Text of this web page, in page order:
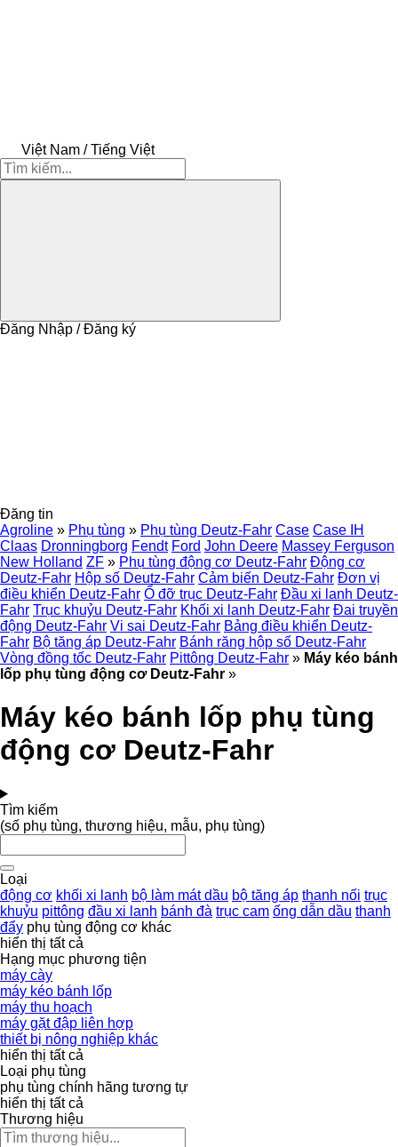
Việt Nam / Tiếng Việt
Đăng Nhập / Đăng ký
Đăng tin
Agroline » Phụ tùng » Phụ tùng Deutz-Fahr Case Case IH
Claas Dronningborg Fendt Ford John Deere Massey Ferguson
New Holland ZF » Phụ tùng động cơ Deutz-Fahr Động cơ
Deutz-Fahr Hộp số Deutz-Fahr Cảm biến Deutz-Fahr Đơn vị
điều khiển Deutz-Fahr Ổ đỡ trục Deutz-Fahr Đầu xi lanh Deutz-
Fahr Trục khuỷu Deutz-Fahr Khối xi lanh Deutz-Fahr Đai truyền
động Deutz-Fahr Vi sai Deutz-Fahr Bảng điều khiển Deutz-
Fahr Bộ tăng áp Deutz-Fahr Bánh răng hộp số Deutz-Fahr
Vòng đồng tốc Deutz-Fahr Pittông Deutz-Fahr » Máy kéo bánh
lốp phụ tùng động cơ Deutz-Fahr »
Máy kéo bánh lốp phụ tùng
động cơ Deutz-Fahr
Tìm kiếm
(số phụ tùng, thương hiệu, mẫu, phụ tùng)
Loại
động cơ khối xi lanh bộ làm mát dầu bộ tăng áp thanh nối trục
khuỷu pittông đầu xi lanh bánh đà trục cam ống dẫn dầu thanh
đẩy phụ tùng động cơ khác
hiển thị tất cả
Hạng mục phương tiện
máy cày
máy kéo bánh lốp
máy thu hoạch
máy gặt đập liên hợp
thiết bị nông nghiệp khác
hiển thị tất cả
Loại phụ tùng
phụ tùng chính hãng tương tự
hiển thị tất cả
Thương hiệu